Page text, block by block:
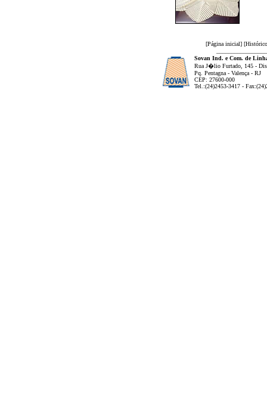
[Página inicial] [Histórico
Sovan Ind. e Com. de
Rua J�lio Furtado, 145 -
Pq. Pentagna - Valença - RJ
CEP: 27600-000
Tel.:(24)2453-3417 -